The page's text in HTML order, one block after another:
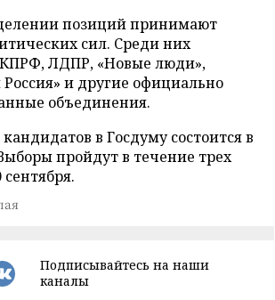
позиций принимают
сил. Среди них
ЛДПР, «Новые люди»,
и другие официально
объединения.
в Госдуму состоится в
пройдут в течение трех
Подписывайтесь на наши
каналы